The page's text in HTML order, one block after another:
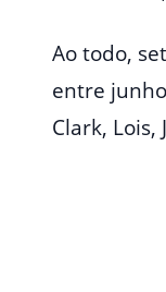
Ao todo,
entre
Clark,